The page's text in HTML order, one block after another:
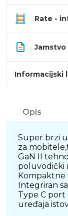
Rate -
Jamstvo
Informacijski
Opis
Super brzi
za
GaN II
poluvodički
Kompaktne
Integriran
Type C
uređaja